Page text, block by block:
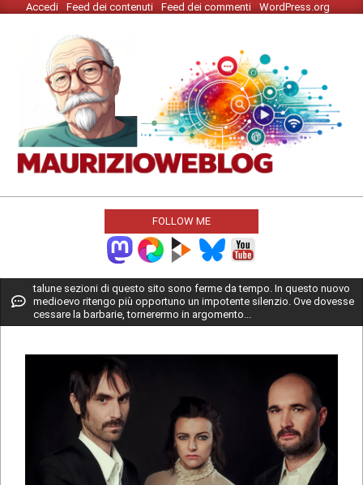
Skip Accedi Feed dei contenuti Feed dei commenti WordPress.org
MAURIZIO
WEBLOG
FOLLOW ME
Primary
Navigation
Menu
talune sezioni di questo sito sono ferme da tempo. In questo nuovo
medioevo ritengo più opportuno un impotente silenzio. Ove dovesse
cessare la barbarie, tornerermo in argomento...